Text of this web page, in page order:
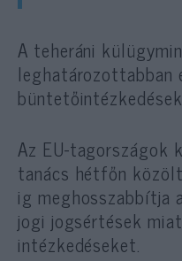
A teheráni
Az EU-tagországok
tanács hétfőn
ig meghosszabbítja
jogi jogsértések
intézkedéseket.